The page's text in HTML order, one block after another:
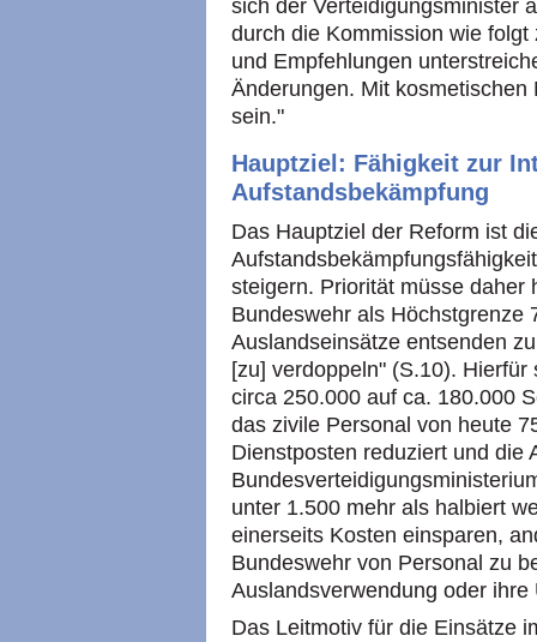
sich der Verteidigungsminister
durch die Kommission wie
und Empfehlungen
Änderungen. Mit
sein."
Hauptziel: Fähigkeit zur
Aufstandsbekämpfung
Das Hauptziel der Reform ist
steigern. Priorität müsse daher
Bundeswehr als Höchstgrenze
Auslandseinsätze entsenden
[zu] verdoppeln" (S.10).
circa 250.000 auf ca. 180.000
das zivile Personal von heute
Dienstposten reduziert und die
unter 1.500 mehr als halbiert
einerseits Kosten einsparen,
Bundeswehr von Personal zu
Auslandsverwendung oder
Das Leitmotiv für die Einsätze